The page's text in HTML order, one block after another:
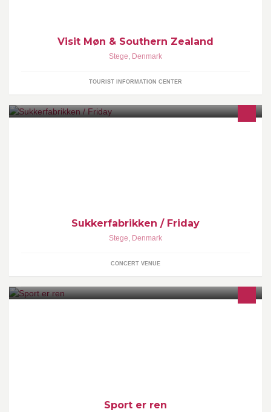
Visit Møn & Southern Zealand
Stege, Denmark
TOURIST INFORMATION CENTER
Sukkerfabrikken / Friday
Stege, Denmark
CONCERT VENUE
Sport er ren